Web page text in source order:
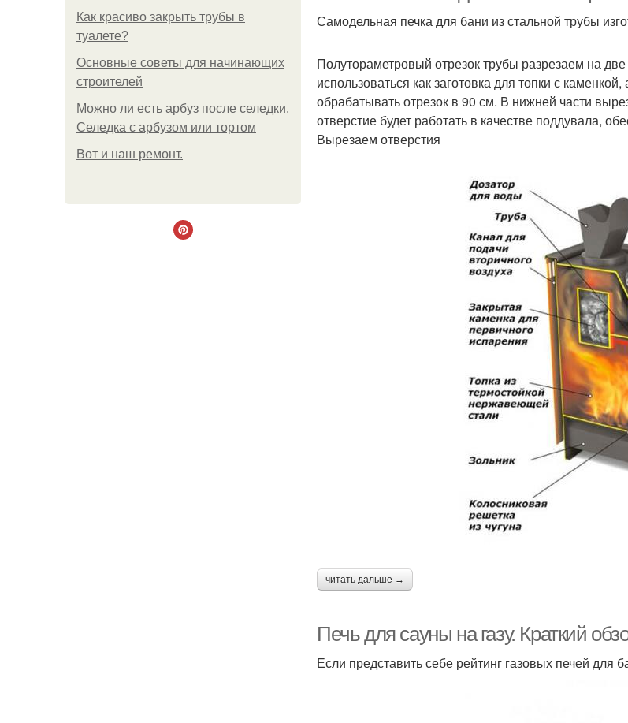
Как красиво закрыть трубы в
туалете?
Основные советы для начинающих
строителей
Можно ли есть арбуз после селедки.
Селедка с арбузом или тортом
Boт и наш ремoнт.
Самодельная печка для бани из стальной трубы
Полутораметровый отрезок трубы разрезаем на
использоваться как заготовка для топки с
обрабатывать отрезок в 90 см. В нижней части
отверстие будет работать в качестве поддувала,
Вырезаем отверстия
читать дальше →
Печь для сауны на газу. Краткий
Если представить себе рейтинг газовых печей